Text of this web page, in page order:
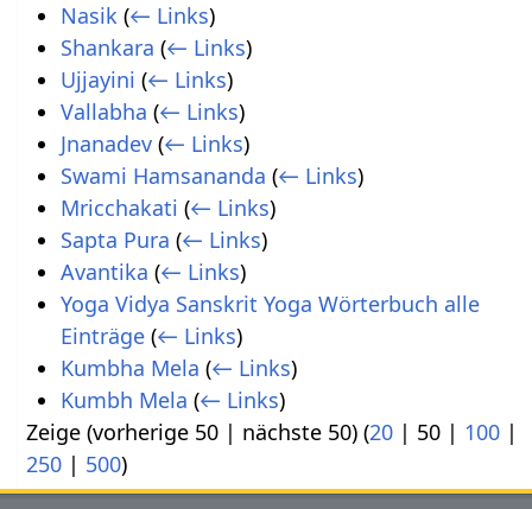
Nasik (← Links)
Shankara (← Links)
Ujjayini (← Links)
Vallabha (← Links)
Jnanadev (← Links)
Swami Hamsananda (← Links)
Mricchakati (← Links)
Sapta Pura (← Links)
Avantika (← Links)
Yoga Vidya Sanskrit Yoga Wörterbuch alle
Einträge (← Links)
Kumbha Mela (← Links)
Kumbh Mela (← Links)
Zeige (vorherige 50 | nächste 50) (20 | 50 | 100 |
250 | 500)